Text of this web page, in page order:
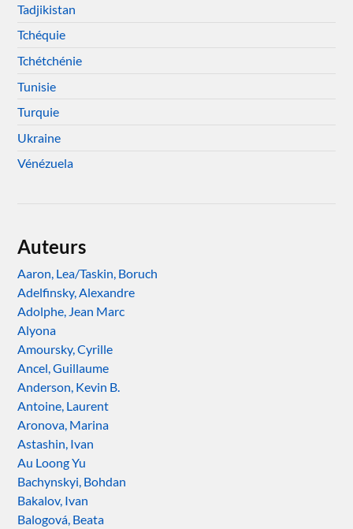
Tadjikistan
Tchéquie
Tchétchénie
Tunisie
Turquie
Ukraine
Vénézuela
Auteurs
Aaron, Lea/Taskin, Boruch
Adelfinsky, Alexandre
Adolphe, Jean Marc
Alyona
Amoursky, Cyrille
Ancel, Guillaume
Anderson, Kevin B.
Antoine, Laurent
Aronova, Marina
Astashin, Ivan
Au Loong Yu
Bachynskyi, Bohdan
Bakalov, Ivan
Balogová, Beata